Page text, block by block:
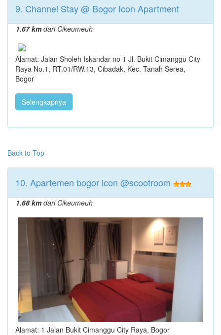
9. Channel Stay @ Bogor Icon Apartment
1.67 kmdari Cikeumeuh
Alamat: Jalan Sholeh Iskandar no 1 Jl. Bukit Cimanggu City
Raya No.1, RT.01/RW.13, Cibadak, Kec. Tanah Serea,
Bogor
Selengkapnya
Back to Top
10. Apartemen bogor icon @scootroom
1.68 kmdari Cikeumeuh
Alamat: 1 Jalan Bukit Cimanggu City Raya, Bogor